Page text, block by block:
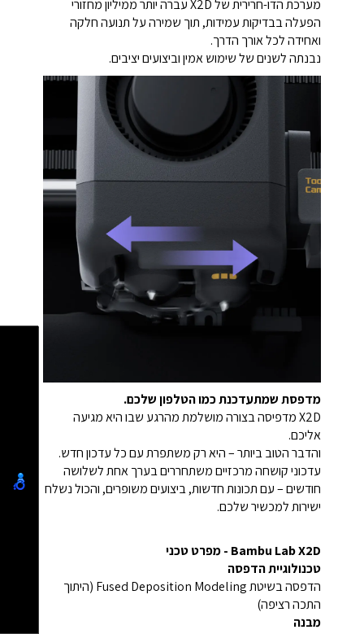
מערכת הדו-חרירית של X2D עברה יותר ממיליון מחזורי
הפעלה בבדיקות עמידות, תוך שמירה על תנועה חלקה
ואחידה לכל אורך הדרך.
נבנתה לשנים של שימוש אמין וביצועים יציבים.
מדפסת שמתעדכנת כמו הטלפון שלכם.
X2D מדפיסה בצורה מושלמת מהרגע שבו היא מגיעה
אליכם.
והדבר הטוב ביותר – היא רק משתפרת עם כל עדכון חדש.
עדכוני קושחה מרכזיים משתחררים בערך אחת לשלושה
חודשים – עם תכונות חדשות, ביצועים משופרים, והכול נשלח
ישירות למכשיר שלכם.
Bambu Lab X2D - מפרט טכני
טכנולוגיית הדפסה
הדפסה בשיטת Fused Deposition Modeling (היתוך
התכה רציפה)
מבנה